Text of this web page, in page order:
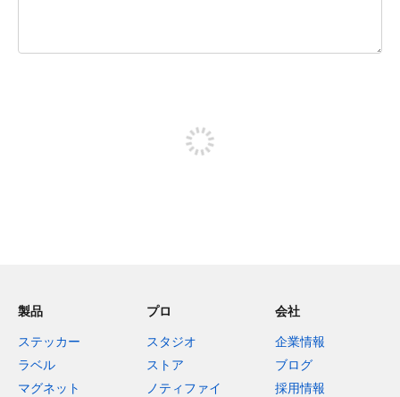
製品
ステッカー
ラベル
マグネット
プロ
スタジオ
ストア
ノティファイ
会社
企業情報
ブログ
採用情報